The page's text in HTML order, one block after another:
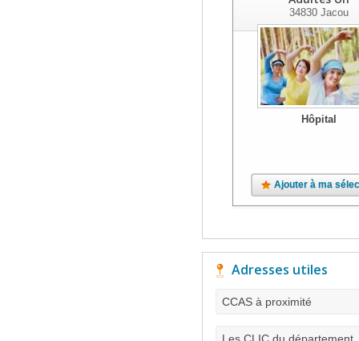
34830Jacou
Hôpital
Ajouter à ma
Adresses utiles
CCAS à proximité